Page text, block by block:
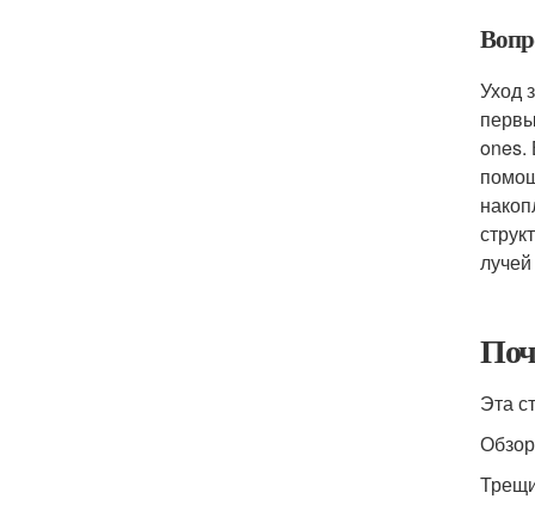
Уход
ones.
Эта